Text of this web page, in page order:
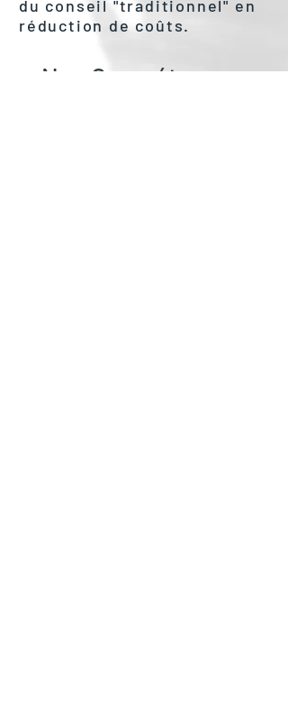
du conseil "traditionnel" en
réduction de coûts.
Nos Compétences